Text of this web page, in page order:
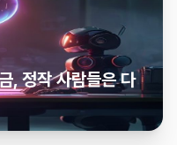
, 정작 사람들은 다